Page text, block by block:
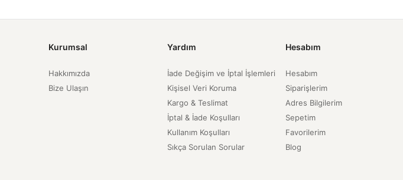
Kurumsal
Hakkımızda
Bize Ulaşın
Yardım
İade Değişim ve İptal İşlemleri
Kişisel Veri Koruma
Kargo & Teslimat
İptal & İade Koşulları
Kullanım Koşulları
Sıkça Sorulan Sorular
Hesabım
Hesabım
Siparişlerim
Adres Bilgilerim
Sepetim
Favorilerim
Blog